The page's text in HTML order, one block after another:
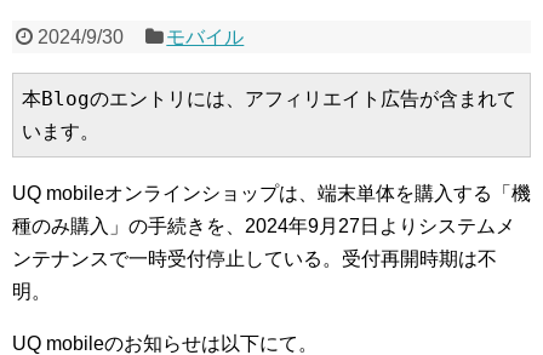
2024/9/30 モバイル
本Blogのエントリには、アフィリエイト広告が含まれて
います。
UQ mobileオンラインショップは、端末単体を購入する「機
種のみ購入」の手続きを、2024年9月27日よりシステムメ
ンテナンスで一時受付停止している。受付再開時期は不
明。
UQ mobileのお知らせは以下にて。